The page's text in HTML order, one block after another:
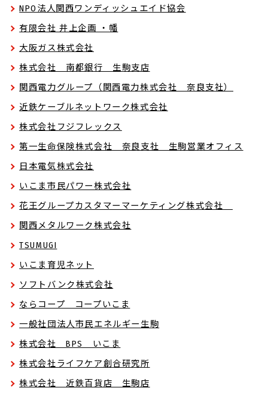
NPO法人関西ワンディッシュエイド協会
有限会社 井上企画 ・幡
大阪ガス株式会社
株式会社 南都銀行 生駒支店
関西電力グループ（関西電力株式会社 奈良支社）
近鉄ケーブルネットワーク株式会社
株式会社フジフレックス
第一生命保険株式会社 奈良支社 生駒営業オフィス
日本電気株式会社
いこま市民パワー株式会社
花王グループカスタマーマーケティング株式会社
関西メタルワーク株式会社
TSUMUGI
いこま育児ネット
ソフトバンク株式会社
ならコープ コープいこま
一般社団法人市民エネルギー生駒
株式会社 BPS いこま
株式会社ライフケア創合研究所
株式会社 近鉄百貨店 生駒店